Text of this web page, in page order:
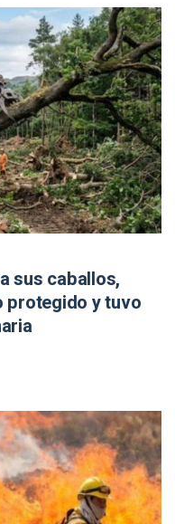
sus caballos,
protegido y tuvo